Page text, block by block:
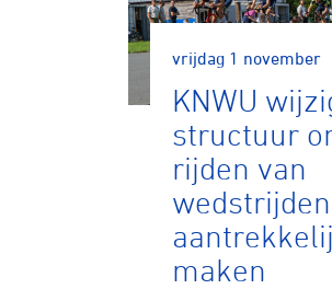
vrijdag 1 november
KNWU
structuur
rijden van
wedstrijden
maken